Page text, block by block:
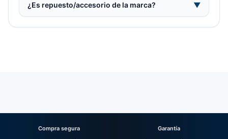
¿Es repuesto/accesorio de la marca? ▼
Compra segura Garantía